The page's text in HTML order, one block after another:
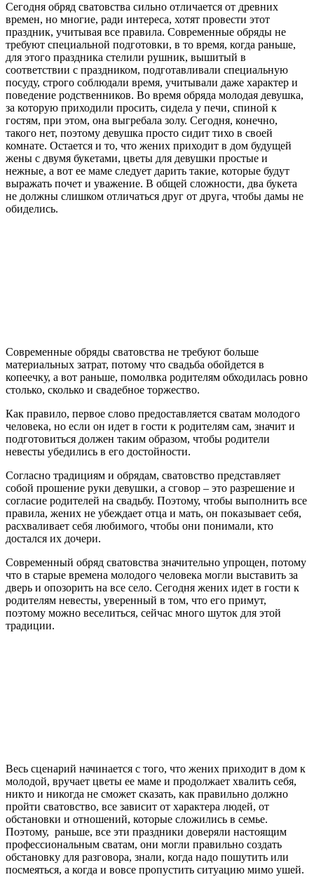
Сегодня обряд сватовства сильно отличается от древних
времен, но многие, ради интереса, хотят провести этот
праздник, учитывая все правила. Современные обряды не
требуют специальной подготовки, в то время, когда раньше,
для этого праздника стелили рушник, вышитый в
соответствии с праздником, подготавливали специальную
посуду, строго соблюдали время, учитывали даже характер и
поведение родственников. Во время обряда молодая девушка,
за которую приходили просить, сидела у печи, спиной к
гостям, при этом, она выгребала золу. Сегодня, конечно,
такого нет, поэтому девушка просто сидит тихо в своей
комнате. Остается и то, что жених приходит в дом будущей
жены с двумя букетами, цветы для девушки простые и
нежные, а вот ее маме следует дарить такие, которые будут
выражать почет и уважение. В общей сложности, два букета
не должны слишком отличаться друг от друга, чтобы дамы не
обиделись.
Современные обряды сватовства не требуют больше
материальных затрат, потому что свадьба обойдется в
копеечку, а вот раньше, помолвка родителям обходилась ровно
столько, сколько и свадебное торжество.
Как правило, первое слово предоставляется сватам молодого
человека, но если он идет в гости к родителям сам, значит и
подготовиться должен таким образом, чтобы родители
невесты убедились в его достойности.
Согласно традициям и обрядам, сватовство представляет
собой прошение руки девушки, а сговор – это разрешение и
согласие родителей на свадьбу. Поэтому, чтобы выполнить все
правила, жених не убеждает отца и мать, он показывает себя,
расхваливает себя любимого, чтобы они понимали, кто
достался их дочери.
Современный обряд сватовства значительно упрощен, потому
что в старые времена молодого человека могли выставить за
дверь и опозорить на все село. Сегодня жених идет в гости к
родителям невесты, уверенный в том, что его примут,
поэтому можно веселиться, сейчас много шуток для этой
традиции.
Весь сценарий начинается с того, что жених приходит в дом к
молодой, вручает цветы ее маме и продолжает хвалить себя,
никто и никогда не сможет сказать, как правильно должно
пройти сватовство, все зависит от характера людей, от
обстановки и отношений, которые сложились в семье.
Поэтому, раньше, все эти праздники доверяли настоящим
профессиональным сватам, они могли правильно создать
обстановку для разговора, знали, когда надо пошутить или
посмеяться, а когда и вовсе пропустить ситуацию мимо ушей.